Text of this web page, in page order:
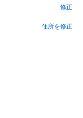
修正
住所を修正